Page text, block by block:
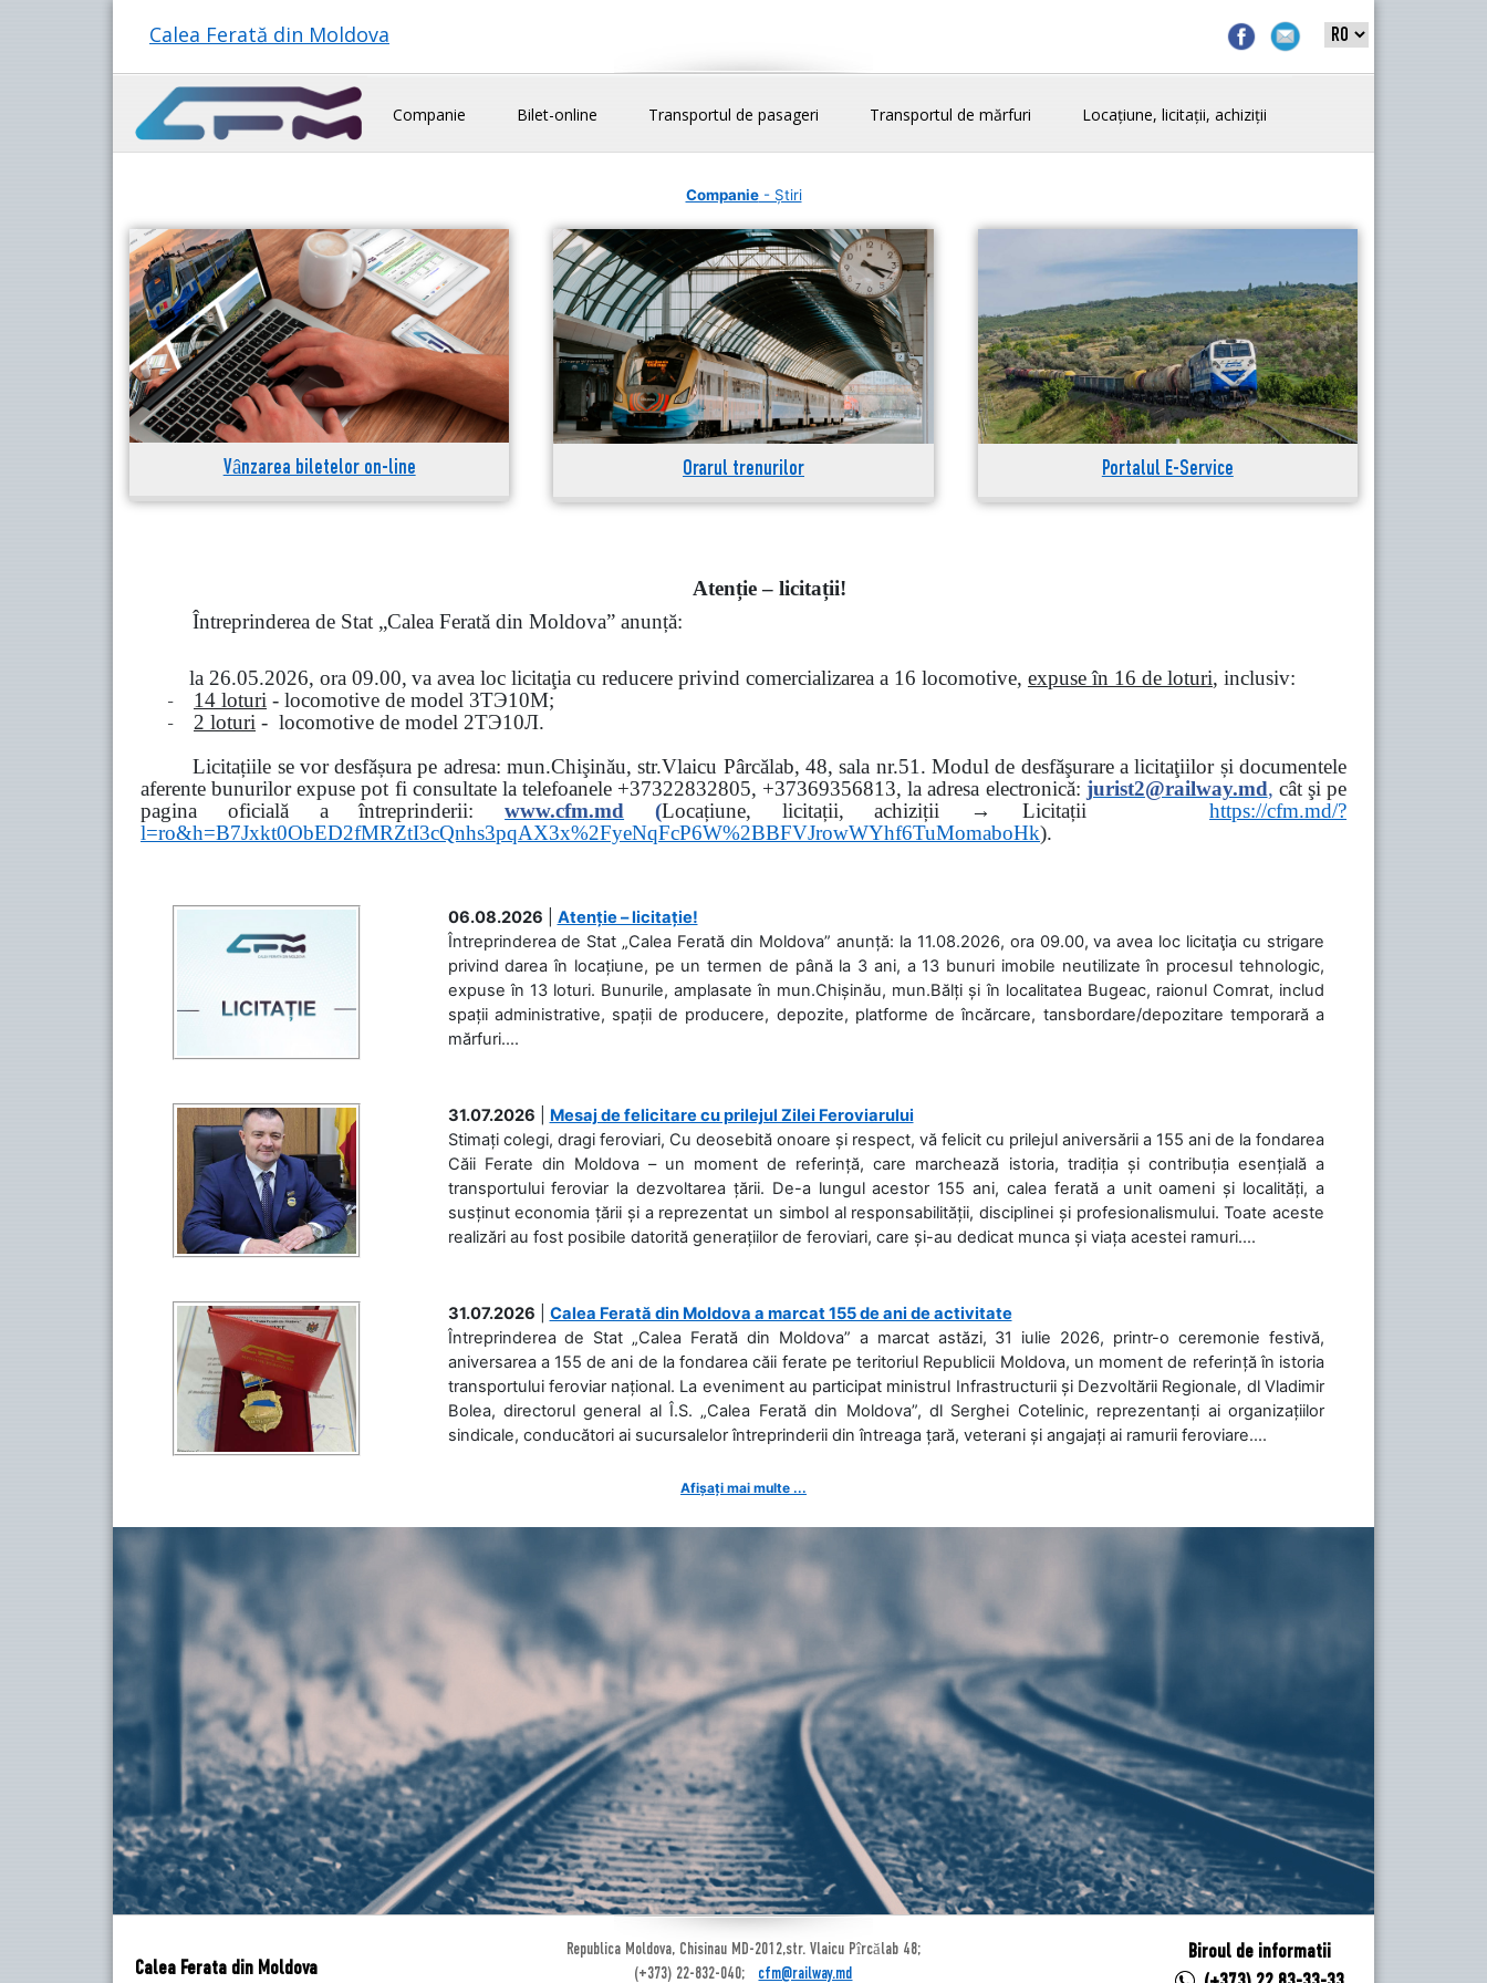
Calea Ferată din Moldova
Companie Bilet-online Transportul de pasageri Transportul de mărfuri Locațiune, licitații, achiziții
Companie- Știri
Vânzarea biletelor on-line Orarul trenurilor Portalul E-Service
Atenție – licitații!
Întreprinderea de Stat „Calea Ferată din Moldova” anunță:
la 26.05.2026, ora 09.00, va avea loc licitaţia cu reducere privind comercializarea a 16 locomotive, expuse în 16 de loturi, inclusiv:
- 14 loturi - locomotive de model 3ТЭ10М;
- 2 loturi - locomotive de model 2ТЭ10Л.
Licitațiile se vor desfășura pe adresa: mun.Chişinău, str.Vlaicu Pârcălab, 48, sala nr.51.Modul de desfăşurare a licitaţiilor și documentele
aferente bunurilor expuse pot fi consultate la telefoanele +37322832805, +37369356813, la adresa electronică: jurist2@railway.md, cât şi pe
pagina oficială a întreprinderii:
www.cfm.md (Locațiune, licitații, achiziții → Licitațiihttps://cfm.md/?
l=ro&h=B7Jxkt0ObED2fMRZtI3cQnhs3pqAX3x%2FyeNqFcP6W%2BBFVJrowWYhf6TuMomaboHk).
06.08.2026
Atenție – licitație!
Întreprinderea de Stat „Calea Ferată din Moldova” anunță: la 11.08.2026, ora 09.00, va avea loc licitaţia cu strigare
privind darea în locațiune, pe un termen de până la 3 ani, a 13 bunuri imobile neutilizate în procesul tehnologic,
expuse în 13 loturi. Bunurile, amplasate în mun.Chișinău, mun.Bălți și în localitatea Bugeac, raionul Comrat, includ
spații administrative, spații de producere, depozite, platforme de încărcare, tansbordare/depozitare temporară a
mărfuri....
31.07.2026
Mesaj de felicitare cu prilejul Zilei Feroviarului
Stimați colegi, dragi feroviari, Cu deosebită onoare și respect, vă felicit cu prilejul aniversării a 155 ani de la fondarea
Căii Ferate din Moldova – un moment de referință, care marchează istoria, tradiția și contribuția esențială a
transportului feroviar la dezvoltarea țării. De-a lungul acestor 155 ani, calea ferată a unit oameni și localități, a
susținut economia țării și a reprezentat un simbol al responsabilității, disciplinei și profesionalismului. Toate aceste
realizări au fost posibile datorită generațiilor de feroviari, care și-au dedicat munca și viața acestei ramuri....
31.07.2026
Calea Ferată din Moldova a marcat 155 de ani de activitate
Întreprinderea de Stat „Calea Ferată din Moldova” a marcat astăzi, 31 iulie 2026, printr-o ceremonie festivă,
aniversarea a 155 de ani de la fondarea căii ferate pe teritoriul Republicii Moldova, un moment de referință în istoria
transportului feroviar național. La eveniment au participat ministrul Infrastructurii și Dezvoltării Regionale, dl Vladimir
Bolea, directorul general al Î.S. „Calea Ferată din Moldova”, dl Serghei Cotelinic, reprezentanți ai organizațiilor
sindicale, conducători ai sucursalelor întreprinderii din întreaga țară, veterani și angajați ai ramurii feroviare....
Afișați mai multe ...
Calea Ferata din Moldova
Republica Moldova, Chisinau MD-2012,str. Vlaicu Pîrcălab 48;
(+373) 22-832-040; cfm@railway.md
Biroul de informatii